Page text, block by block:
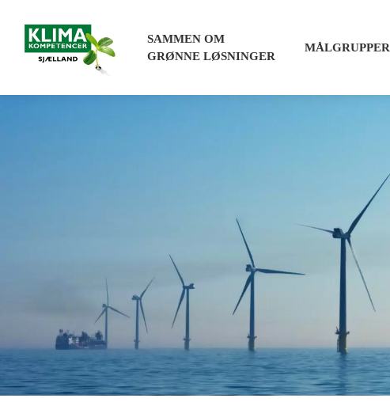
SAMMEN OM
GRØNNE LØSNINGER
MÅLGRUPPER